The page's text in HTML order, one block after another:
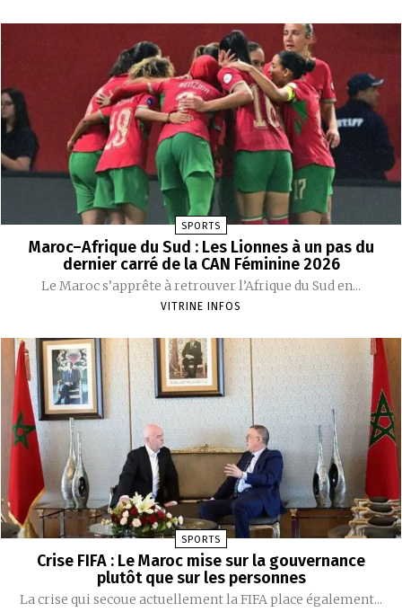
SPORTS
Maroc–Afrique du Sud : Les Lionnes à un pas du
dernier carré de la CAN Féminine 2026
Le Maroc s’apprête à retrouver l’Afrique du Sud en...
VITRINE INFOS
SPORTS
Crise FIFA : Le Maroc mise sur la gouvernance
plutôt que sur les personnes
La crise qui secoue actuellement la FIFA place également...